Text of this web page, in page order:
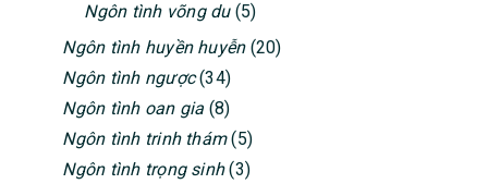
Ngôn tình võng du(5)
Ngôn tình huyền huyễn(20)
Ngôn tình ngược(34)
Ngôn tình oan gia (8)
Ngôn tình trinh thám(5)
Ngôn tình trọng sinh(3)